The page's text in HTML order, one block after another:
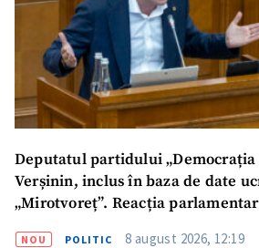
Deputatul partidului „Democrația
Verșinin, inclus în baza de date
„Mirotvoreț”. Reacția
NOU POLITIC 8 august 2026, 12:19